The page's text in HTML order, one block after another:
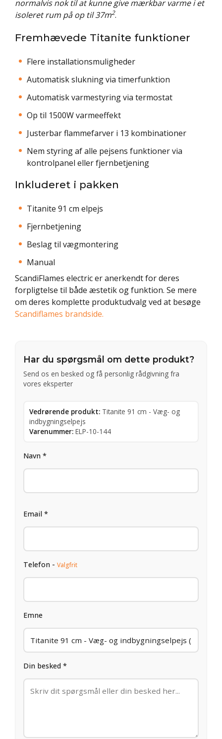
normalvis nok til at kunne give mærkbar varme i et
isoleret rum på op til 37m2.
Fremhævede Titanite funktioner
Flere installationsmuligheder
Automatisk slukning via timerfunktion
Automatisk varmestyring via termostat
Op til 1500W varmeeffekt
Justerbar flammefarver i 13 kombinationer
Nem styring af alle pejsens funktioner via
kontrolpanel eller fjernbetjening
Inkluderet i pakken
Titanite 91 cm elpejs
Fjernbetjening
Beslag til vægmontering
Manual
ScandiFlames electric er anerkendt for deres
forpligtelse til både æstetik og funktion. Se mere
om deres komplette produktudvalg ved at besøge
Scandiflames brandside.
Har du spørgsmål om dette produkt?
Send os en besked og få personlig rådgivning fra
vores eksperter
Vedrørende produkt: Titanite 91 cm - Væg- og
indbygningselpejs
Varenummer: ELP-10-144
Navn *
Email *
Telefon - Valgfrit
Emne
Din besked *